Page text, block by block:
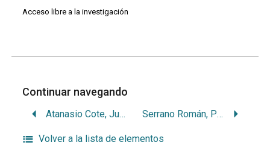
Acceso libre a la investigación
Continuar navegando
Atanasio Cote, Juan Serrano Román, Pedro
Volver a la lista de elementos